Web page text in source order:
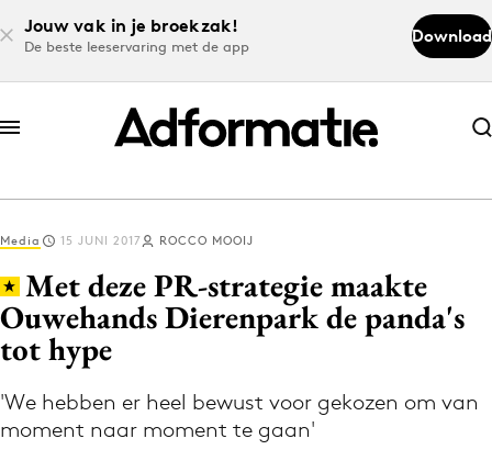
Jouw vak in je broekzak!
De beste leeservaring met de app
Download
Abonneer nu
Abonneer nu
Log in
Download de app
Volg het laatste nieuws via de Adformatie
Nieuws app
Media 15 JUNI 2017 ROCCO MOOIJ
Met deze PR-strategie maakte
Ouwehands Dierenpark de panda's
tot hype
'We hebben er heel bewust voor gekozen om van
moment naar moment te gaan'